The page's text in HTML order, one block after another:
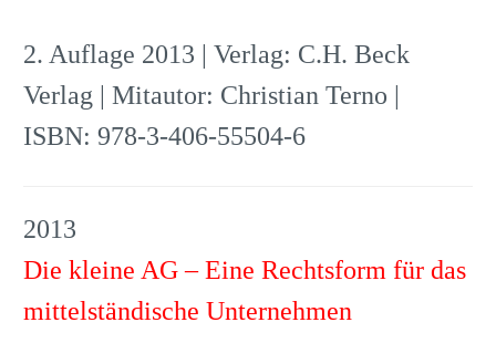
2. Auflage 2013 | Verlag: C.H. Beck
Verlag | Mitautor: Christian Terno |
ISBN: 978-3-406-55504-6
2013
Die kleine AG – Eine Rechtsform für das
mittelständische Unternehmen